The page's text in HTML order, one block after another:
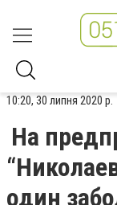
10:20, 30 липня 2020 р.
На
один